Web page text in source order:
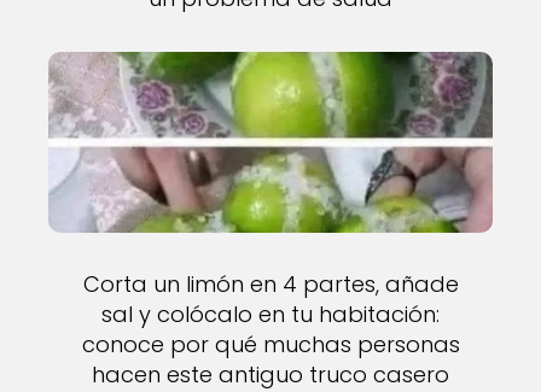
Corta un limón en 4 partes, añade
sal y colócalo en tu habitación:
conoce por qué muchas personas
hacen este antiguo truco casero